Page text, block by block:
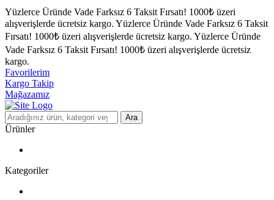
Yüzlerce Üründe Vade Farksız 6 Taksit Fırsatı! 1000₺ üzeri
alışverişlerde ücretsiz kargo. Yüzlerce Üründe Vade Farksız 6 Taksit
Fırsatı! 1000₺ üzeri alışverişlerde ücretsiz kargo. Yüzlerce Üründe
Vade Farksız 6 Taksit Fırsatı! 1000₺ üzeri alışverişlerde ücretsiz
kargo.
Favorilerim
Kargo Takip
Mağazamız
Ara
Ürünler
Kategoriler